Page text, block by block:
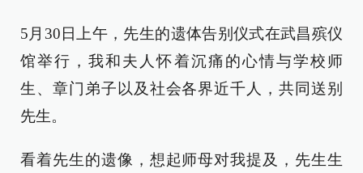
5月30日上午，先生的遗体告别仪式在武昌殡仪
馆举行，我和夫人怀着沉痛的心情与学校师
生、章门弟子以及社会各界近千人，共同送别
先生。
看着先生的遗像，想起师母对我提及，先生生